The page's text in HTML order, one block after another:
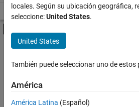
Visión general Búsqueda de empleo
Contenido principal
FILTRADO POR
Ordenar por
locales. Según su ubicación geográfica,
seleccione:United States.
United States
También puede seleccionar uno de
América
América Latina (Español)